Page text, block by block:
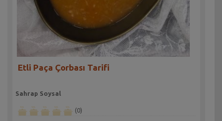
Etli Paça Çorbası Tarifi
Sahrap Soysal
(0)